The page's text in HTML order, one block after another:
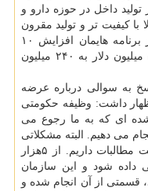
تولید داخل در حوزه دارو و
با كیفیت تر و تولید مقرون
به صرفه تر شود. بر همین مبنا یكی از برنامه هایمان افزایش ۱۰
برابری صادرات تجهیزات پزشكی از ۲۴ میلیون دلار به ۲۴۰ میلیون
به سوالی درباره عرضه
داشت: وظیفه حكومتی
ای كه به ما رجوع می
می دهیم. البته مشكلاتی
با سازمان های بیمه گر در زمینه پرداخت مطالبات داریم. از ۵هزار
داده شود و این سازمان
قسمتی از آن انجام شده و